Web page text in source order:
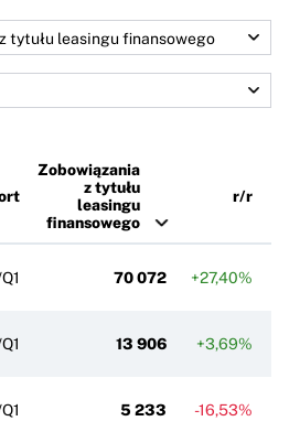
Zobowiązania
z tytułu
leasingu
finansowego
r/r
70 072 +27,40%
13 906 +3,69%
5 233 -16,53%